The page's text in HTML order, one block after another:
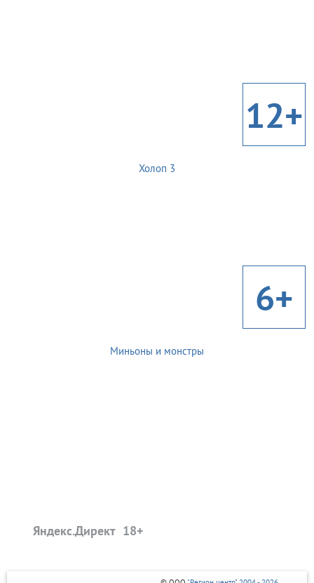
12+
Холоп 3
6+
Миньоны и монстры
Яндекс.Директ